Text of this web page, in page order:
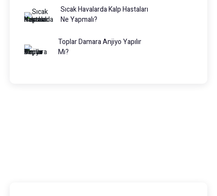
Sıcak Havalarda Kalp Hastaları
Ne Yapmalı?
Toplar Damara Anjiyo Yapılır
Mı?